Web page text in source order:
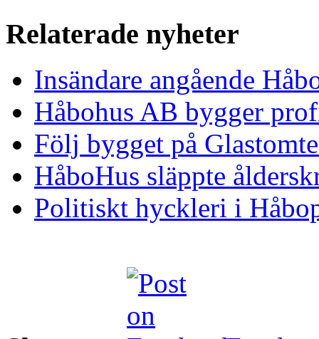
Relaterade nyheter
Insändare angående
Håbohus AB bygger
Följ bygget på
HåboHus släppte
Politiskt hyckleri i